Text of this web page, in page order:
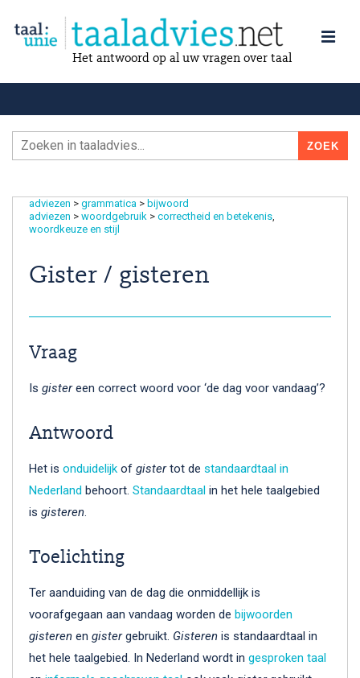
Het antwoord op al uw vragen over taal
adviezen > grammatica > bijwoord
adviezen > woordgebruik > correctheid en betekenis
woordkeuze en stijl
Gister / gisteren
Vraag
Is gistereen correct woord voor ‘de dag voor vandaag’?
Antwoord
Het is onduidelijk of gistertot de standaardtaal in
Nederland behoort. Standaardtaal in het hele taalgebied
is gisteren.
Toelichting
Ter aanduiding van de dag die onmiddellijk is
voorafgegaan aan vandaag worden de bijwoorden
gisteren en gistergebruikt. Gisteren is standaardtaal in
het hele taalgebied. In Nederland wordt in gesproken taal